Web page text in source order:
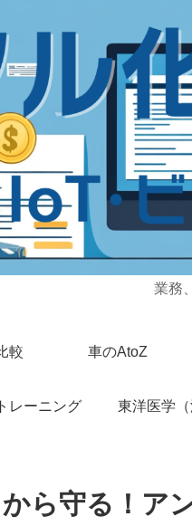
業務
較 車のAtoZ
トレーニング 東洋医学（
ら守る！ア